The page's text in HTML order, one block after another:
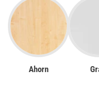
Ahorn